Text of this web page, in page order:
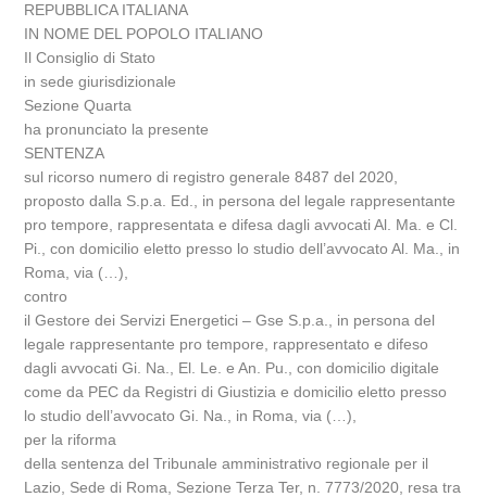
REPUBBLICA ITALIANA
IN NOME DEL POPOLO ITALIANO
Il Consiglio di Stato
in sede giurisdizionale
Sezione Quarta
ha pronunciato la presente
SENTENZA
sul ricorso numero di registro generale 8487 del 2020,
proposto dalla S.p.a. Ed., in persona del legale rappresentante
pro tempore, rappresentata e difesa dagli avvocati Al. Ma. e Cl.
Pi., con domicilio eletto presso lo studio dell’avvocato Al. Ma., in
Roma, via (…),
contro
il Gestore dei Servizi Energetici – Gse S.p.a., in persona del
legale rappresentante pro tempore, rappresentato e difeso
dagli avvocati Gi. Na., El. Le. e An. Pu., con domicilio digitale
come da PEC da Registri di Giustizia e domicilio eletto presso
lo studio dell’avvocato Gi. Na., in Roma, via (…),
per la riforma
della sentenza del Tribunale amministrativo regionale per il
Lazio, Sede di Roma, Sezione Terza Ter, n. 7773/2020, resa tra